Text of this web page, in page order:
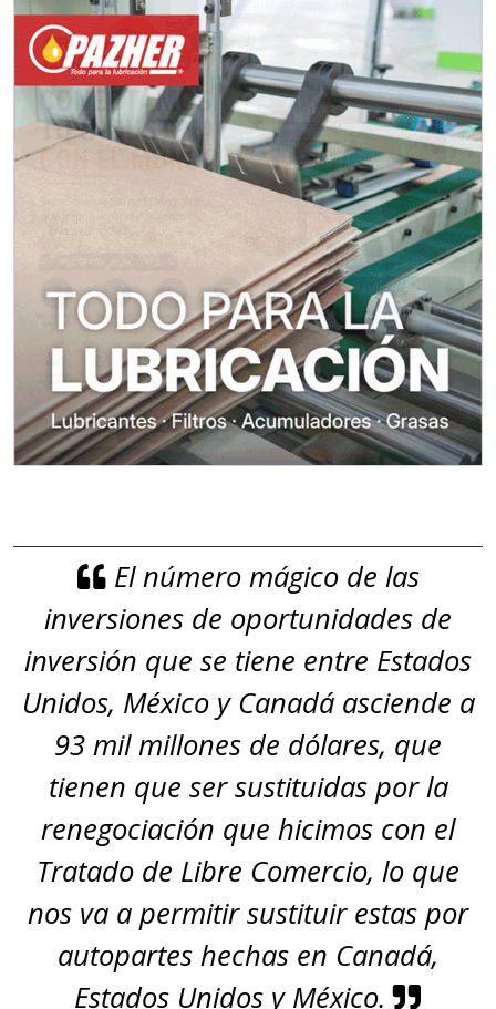
El número mágico de las
inversiones de oportunidades de
inversión que se tiene entre Estados
Unidos, México y Canadá asciende a
93 mil millones de dólares, que
tienen que ser sustituidas por la
renegociación que hicimos con el
Tratado de Libre Comercio, lo que
nos va a permitir sustituir estas por
autopartes hechas en Canadá,
Estados Unidos y México.